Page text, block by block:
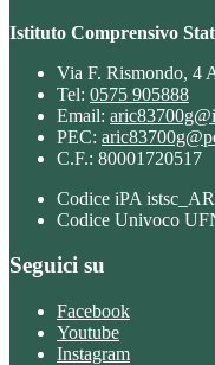
Istituto Comprensivo
Via F. Rismondo, 4
Tel: 0575 905888
Email:
PEC:
C.F.: 80001720517
Codice iPA
Codice Univoco
Seguici su
Facebook
Youtube
Instagram